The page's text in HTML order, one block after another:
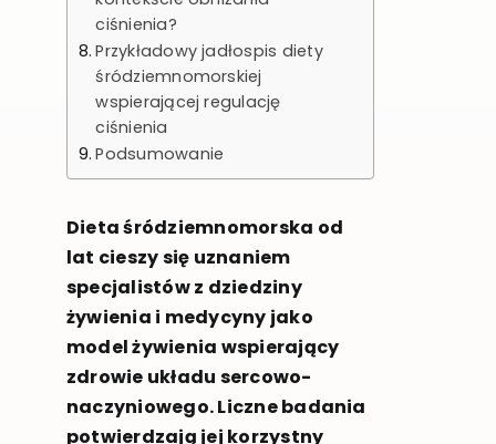
ciśnienia?
Przykładowy jadłospis diety
śródziemnomorskiej
wspierającej regulację
ciśnienia
Podsumowanie
Dieta śródziemnomorska od
lat cieszy się uznaniem
specjalistów z dziedziny
żywienia i medycyny jako
model żywienia wspierający
zdrowie układu sercowo-
naczyniowego. Liczne badania
potwierdzają jej korzystny